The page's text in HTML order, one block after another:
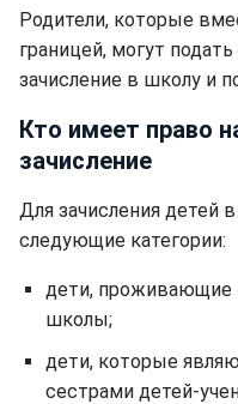
Родители, которые
границей, могут
зачисление в школу и
Кто имеет право
зачисление
Для зачисления детей
следующие категории:
дети, проживающие
школы;
дети, которые
сестрами детей-